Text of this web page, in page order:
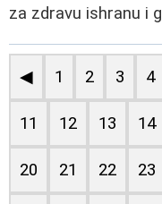
za zdravu ishranu i
◀ 1 2 3 4
11 12 13 14
20 21 22 23